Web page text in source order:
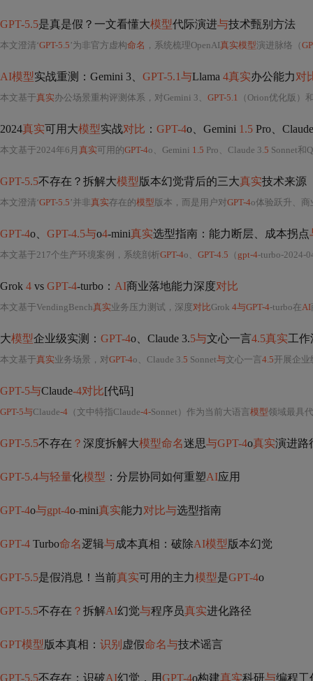
GPT-5.5是真是假？一文看懂大模型代际演进与技术甄别方法
本文澄清‘GPT-5.5 ’为非官方虚构命名 ，系统梳理OpenAI真实模型演进脉络（
AI模型实战重测：Gemini 3、 GPT-5.1与Llama 4真实办公能力对
本文基于真实办公场景重构评测体系，对Gemini 3、 GPT-5.1 （Orion优化版）
2024真实可用大模型实战对比 ： GPT-4o、Gemini 1.5 Pro、
本文基于2024年6月 真实可用的GPT-4o、Gemini 1.5 Pro、Claude 3.5 Sonnet和
GPT-5.5不存在？拆解大模型 版本幻觉背后的三大真实技术来源
本文澄清‘GPT-5.5 ’并非真实存在的模型 版本，而是用户对GPT-4o体验跃升、
GPT-4o、 GPT-4.5与o4-mini真实选型指南：能力断层、成本拐点
本文基于217个生产环境案例，系统剖析GPT-4o、 GPT-4.5 （ gpt-4-turbo-2024-
Grok 4 vs GPT-4-turbo： AI商业落地能力深度对比
本文基于VendingBench真实业务压力测试，深度对比Grok 4与GPT-4-turbo在AI
大模型企业级实测： GPT-4o、Claude 3.5与文心一言4.5真实工作
本文基于真实业务场景，对GPT-4o、Claude 3.5 Sonnet与文心一言 4.5开展企业级压力测试，聚焦多跳推理、中文语境鲁棒
GPT-5与Claude-4对比[代码]
GPT-5与Claude-4 （文中特指Claude-4-Sonnet）作为当前大语言 模型领域最具
GPT-5.5不存在 ？ 深度拆解大模型命名迷思与GPT-4o真实演进路
GPT-5.4与轻量化模型 ：分层协同如何重塑AI应用
GPT-4o与gpt-4o-mini真实能力对比与选型指南
GPT-4 Turbo命名逻辑与成本真相：破除AI模型 版本幻觉
GPT-5.5是假消息！当前真实可用的主力模型是GPT-4o
GPT-5.5不存在 ？ 拆解AI幻觉与程序员真实进化路径
GPT模型 版本真相： 识别 虚假命名与技术谣言
GPT-5.5不存在：识破AI幻觉，用GPT-4o构建真实科研与编程工